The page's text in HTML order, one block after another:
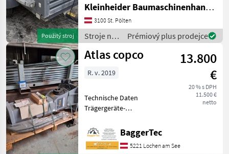
VYBRAT
KATEGORII
stavebná technika
10
ostatné
6
poľnohospodárska technika
5
MARKETPLACE
Marketplace
Nabídky
prodejců
Inzeráty
Použitý stroj
Kompresor
Kleinheider Baumaschinenhandel GmbH.
3100 St. Pölten
Stroje na
stavbu /
Atlas
Prémiový plus prodejce
Atlas copco
13.800
€
20 % s DPH
11.500 €
netto
R. v. 2019
Technische Daten
Trägergeräte-
Betriebsgewicht 625 kg
Ölstrom 80 - 110 l/min
Betriebsdruck 130 - 150 bar
BaggerTec
5221 Lochen am See